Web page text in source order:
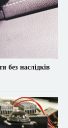
без наслідків